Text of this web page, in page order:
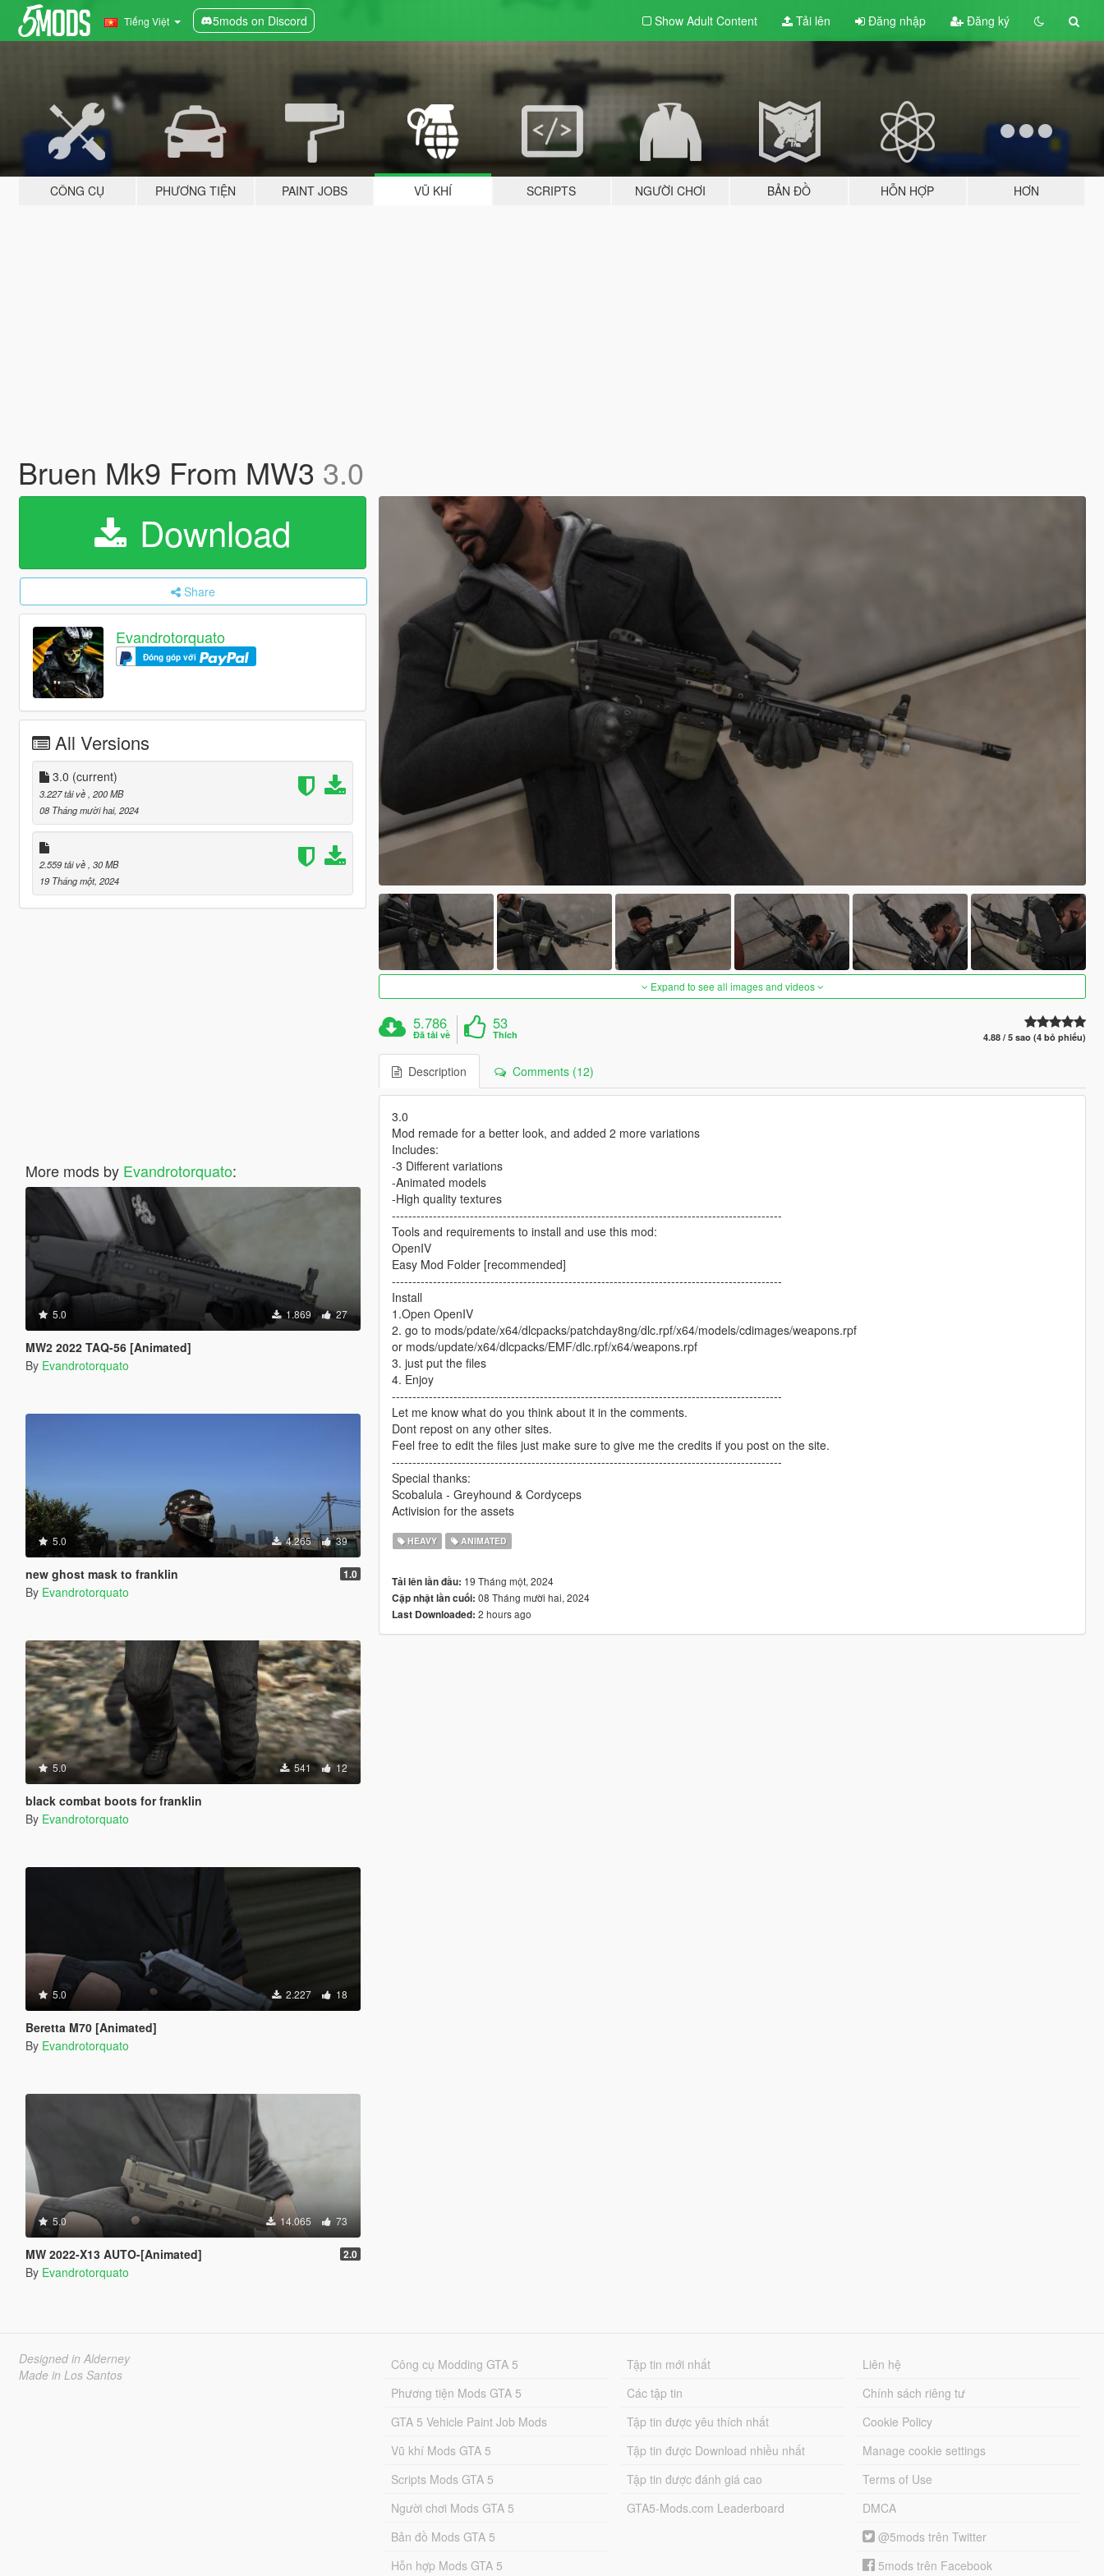
Tiếng Việt 5mods on Discord Show Adult Content Tải lên Đăng nhập Đăng ký
CÔNG CỤ PHƯƠNG TIỆN PAINT JOBS VŨ KHÍ SCRIPTS NGƯỜI CHƠI BẢN ĐỒ HỖN HỢP HƠN
Bruen Mk9 From MW3 3.0
Download
Share
Evandrotorquato
Đóng góp với
All Versions
3.0 (current)
3.227 tải về , 200 MB
08 Tháng mười hai, 2024
2.559 tải về , 30 MB
19 Tháng một, 2024
More mods by Evandrotorquato:
5.0 1.869 27
MW2 2022 TAQ-56 [Animated]
By Evandrotorquato
5.0 4.265 39
new ghost mask to franklin 1.0
By Evandrotorquato
5.0 541 12
black combat boots for franklin
By Evandrotorquato
5.0 2.227 18
Beretta M70 [Animated]
By Evandrotorquato
5.0 14.065 73
MW 2022-X13 AUTO-[Animated] 2.0
By Evandrotorquato
Expand to see all images and videos
5.786
Đã tải về
53
Thích 4.88 / 5 sao (4 bỏ phiếu)
Description Comments (12)
3.0
Mod remade for a better look, and added 2 more variations
Includes:
-3 Different variations
-Animated models
-High quality textures
-----------------------------------------------------------------------------------------------
Tools and requirements to install and use this mod:
OpenIV
Easy Mod Folder [recommended]
-----------------------------------------------------------------------------------------------
Install
1.Open OpenIV
2. go to mods/pdate/x64/dlcpacks/patchday8ng/dlc.rpf/x64/models/cdimages/weapons.rpf
or mods/update/x64/dlcpacks/EMF/dlc.rpf/x64/weapons.rpf
3. just put the files
4. Enjoy
-----------------------------------------------------------------------------------------------
Let me know what do you think about it in the comments.
Dont repost on any other sites.
Feel free to edit the files just make sure to give me the credits if you post on the site.
-----------------------------------------------------------------------------------------------
Special thanks:
Scobalula - Greyhound & Cordyceps
Activision for the assets
HEAVY ANIMATED
Tải lên lần đầu: 19 Tháng một, 2024
Cập nhật lần cuối: 08 Tháng mười hai, 2024
Last Downloaded: 2 hours ago
Designed in Alderney
Made in Los Santos
Công cụ Modding GTA 5
Phương tiện Mods GTA 5
GTA 5 Vehicle Paint Job Mods
Vũ khí Mods GTA 5
Scripts Mods GTA 5
Người chơi Mods GTA 5
Bản đồ Mods GTA 5
Hỗn hợp Mods GTA 5
Tập tin mới nhất
Các tập tin
Tập tin được yêu thích nhất
Tập tin được Download nhiều nhất
Tập tin được đánh giá cao
GTA5-Mods.com Leaderboard
Liên hệ
Chính sách riêng tư
Cookie Policy
Manage cookie settings
Terms of Use
DMCA
@5mods trên Twitter
5mods trên Facebook